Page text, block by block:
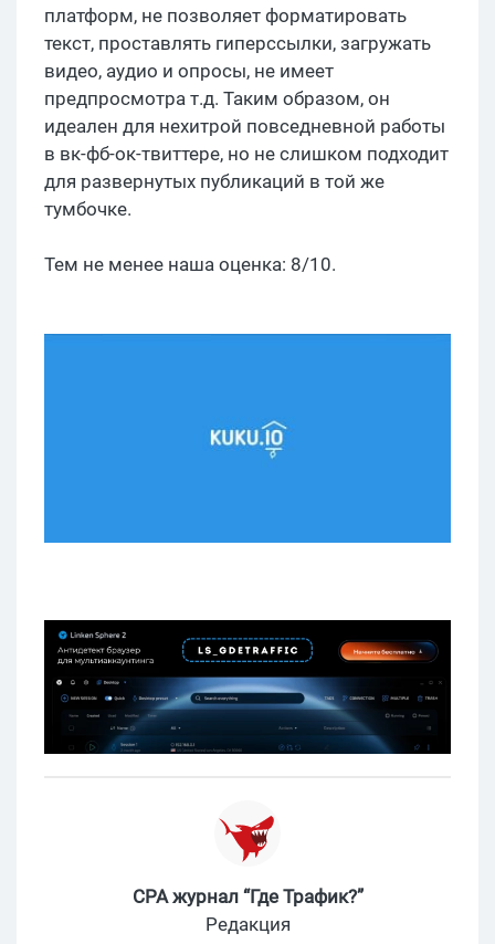
платформ, не позволяет форматировать
текст, проставлять гиперссылки, загружать
видео, аудио и опросы, не имеет
предпросмотра т.д. Таким образом, он
идеален для нехитрой повседневной работы
в вк-фб-ок-твиттере, но не слишком подходит
для развернутых публикаций в той же
тумбочке.
Тем не менее наша оценка: 8/10.
CPA журнал “Где Трафик?”
Редакция